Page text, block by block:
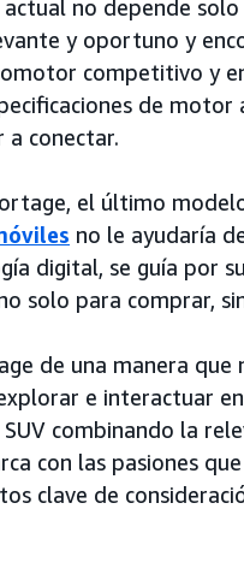
no depende
y oportuno y
competitivo y
de motor
a conectar.
el último
no le ayudaría
digital, se guía por
solo para comprar,
de una manera que
e interactuar
combinando la
con las pasiones
clave de